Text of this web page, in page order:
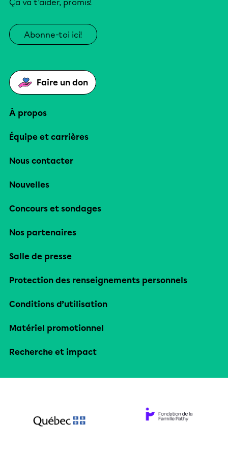
Ça va t’aider, promis!
Abonne-toi ici!
Faire un don
À propos
Équipe et carrières
Nous contacter
Nouvelles
Concours et sondages
Nos partenaires
Salle de presse
Protection des renseignements personnels
Conditions d’utilisation
Matériel promotionnel
Recherche et impact